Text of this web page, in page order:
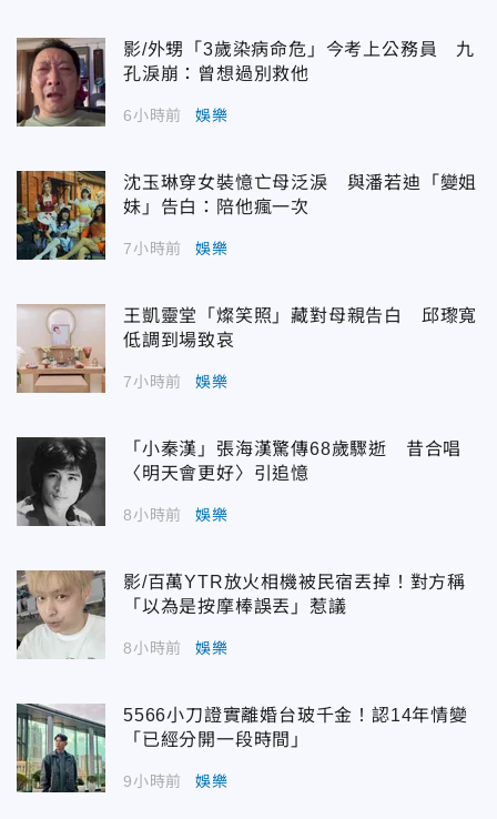
影/外甥「3歲染病命危」今考上公務員 九
孔淚崩：曾想過別救他
6小時前 娛樂
沈玉琳穿女裝憶亡母泛淚 與潘若迪「變姐
妹」告白：陪他瘋一次
7小時前 娛樂
王凱靈堂「燦笑照」藏對母親告白 邱瓈寬
低調到場致哀
7小時前 娛樂
「小秦漢」張海漢驚傳68歲驟逝 昔合唱
〈明天會更好〉引追憶
8小時前 娛樂
影/百萬YTR放火相機被民宿丟掉！對方稱
「以為是按摩棒誤丟」惹議
8小時前 娛樂
5566小刀證實離婚台玻千金！認14年情變
「已經分開一段時間」
9小時前 娛樂